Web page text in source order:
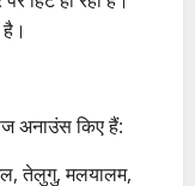
अनाउंस किए हैं:
तेलुगु, मलयालम,